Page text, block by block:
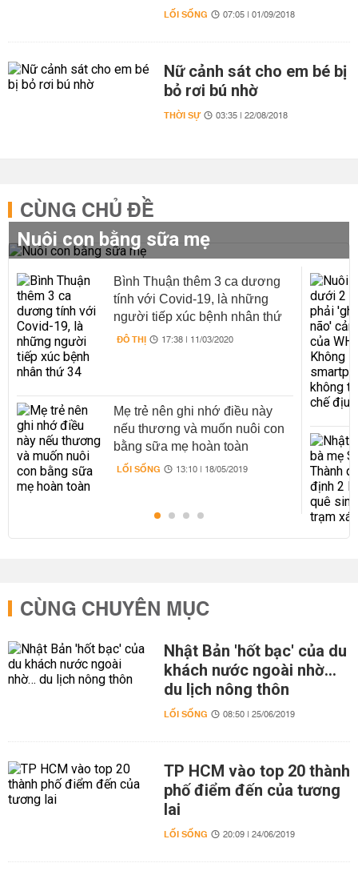
LỐI SỐNG 07:05 | 01/09/2018
Nữ cảnh sát cho em bé bị
bỏ rơi bú nhờ
THỜI SỰ 03:35 | 22/08/2018
CÙNG CHỦ ĐỀ
Nuôi con bằng sữa mẹ
Bình Thuận thêm 3 ca dương
tính với Covid-19, là những
người tiếp xúc bệnh nhân thứ
34
ĐÔ THỊ 17:38 | 11/03/2020
Mẹ trẻ nên ghi nhớ điều này
nếu thương và muốn nuôi con
bằng sữa mẹ hoàn toàn
LỐI SỐNG 13:10 | 18/05/2019
CÙNG CHUYÊN MỤC
Nhật Bản 'hốt bạc' của du
khách nước ngoài nhờ…
du lịch nông thôn
LỐI SỐNG 08:50 | 25/06/2019
TP HCM vào top 20 thành
phố điểm đến của tương
lai
LỐI SỐNG 20:09 | 24/06/2019